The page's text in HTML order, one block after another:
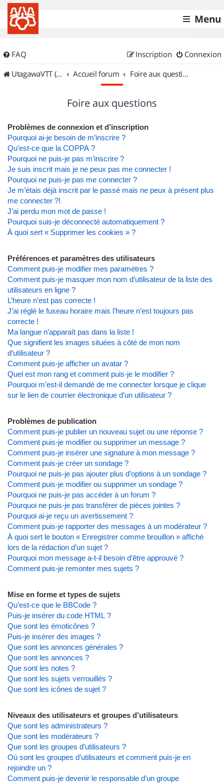
Menu
FAQ Connexion
Inscription
UtagawaVTT (Randos VTT et VTTAE avec traces GPS)
Accueil forum Foire aux questions
Foire aux questions
Problèmes de connexion et d’inscription
Pourquoi ai-je besoin de m’inscrire ?
Qu’est-ce que la COPPA ?
Pourquoi ne puis-je pas m’inscrire ?
Je suis inscrit mais je ne peux pas me connecter !
Pourquoi ne puis-je pas me connecter ?
Je m’étais déjà inscrit par le passé mais ne peux à présent plus
me connecter ?!
J’ai perdu mon mot de passe !
Pourquoi suis-je déconnecté automatiquement ?
À quoi sert « Supprimer les cookies » ?
Préférences et paramètres des utilisateurs
Comment puis-je modifier mes paramètres ?
Comment puis-je masquer mon nom d’utilisateur de la liste des
utilisateurs en ligne ?
L’heure n’est pas correcte !
J’ai réglé le fuseau horaire mais l’heure n’est toujours pas
correcte !
Ma langue n’apparaît pas dans la liste !
Que signifient les images situées à côté de mon nom
d’utilisateur ?
Comment puis-je afficher un avatar ?
Quel est mon rang et comment puis-je le modifier ?
Pourquoi m’est-il demandé de me connecter lorsque je clique
sur le lien de courrier électronique d’un utilisateur ?
Problèmes de publication
Comment puis-je publier un nouveau sujet ou une réponse ?
Comment puis-je modifier ou supprimer un message ?
Comment puis-je insérer une signature à mon message ?
Comment puis-je créer un sondage ?
Pourquoi ne puis-je pas ajouter plus d’options à un sondage ?
Comment puis-je modifier ou supprimer un sondage ?
Pourquoi ne puis-je pas accéder à un forum ?
Pourquoi ne puis-je pas transférer de pièces jointes ?
Pourquoi ai-je reçu un avertissement ?
Comment puis-je rapporter des messages à un modérateur ?
À quoi sert le bouton « Enregistrer comme brouillon » affiché
lors de la rédaction d’un sujet ?
Pourquoi mon message a-t-il besoin d’être approuvé ?
Comment puis-je remonter mes sujets ?
Mise en forme et types de sujets
Qu’est-ce que le BBCode ?
Puis-je insérer du code HTML ?
Que sont les émoticônes ?
Puis-je insérer des images ?
Que sont les annonces générales ?
Que sont les annonces ?
Que sont les notes ?
Que sont les sujets verrouillés ?
Que sont les icônes de sujet ?
Niveaux des utilisateurs et groupes d’utilisateurs
Que sont les administrateurs ?
Que sont les modérateurs ?
Que sont les groupes d’utilisateurs ?
Où sont les groupes d’utilisateurs et comment puis-je en
rejoindre un ?
Comment puis-je devenir le responsable d’un groupe